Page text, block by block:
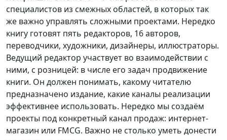
специалистов из смежных областей, в которых так
же важно управлять сложными проектами. Нередко
книгу готовят пять редакторов, 16 авторов,
переводчики, художники, дизайнеры, иллюстраторы.
Ведущий редактор участвует во взаимодействии с
ними, с розницей: в числе его задач продвижение
книги. Он должен понимать, какому читателю
предназначено издание, какие каналы реализации
эффективнее использовать. Нередко мы создаём
проекты под конкретный канал продаж: интернет-
магазин или FMCG. Важно не столько уметь донести